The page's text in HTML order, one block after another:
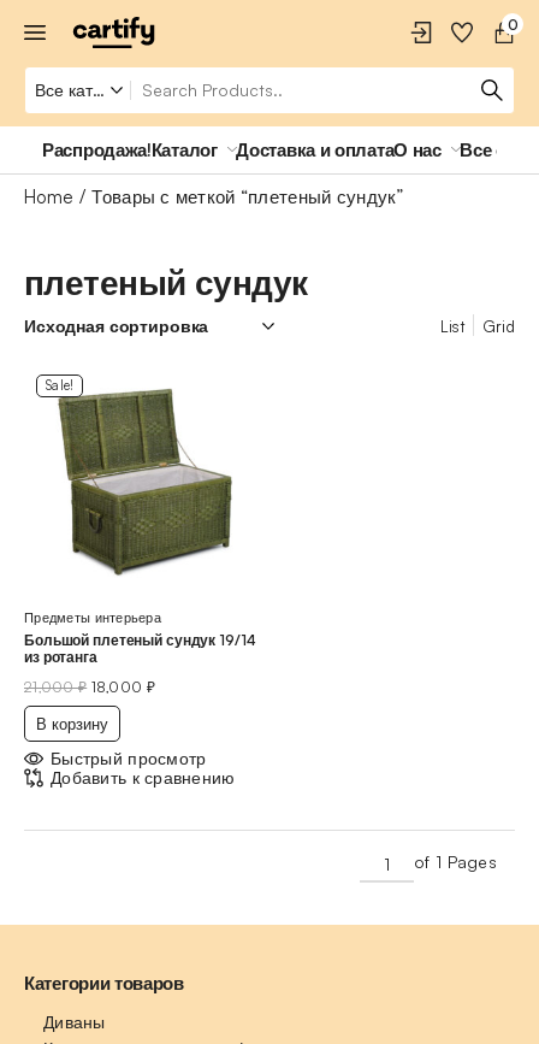
0
Распродажа!Каталог Доставка и оплатаО нас Все о
Home Товары с меткой “плетеный сундук”
плетеный сундук
List Grid
Sale!
Предметы интерьера
Большой плетеный сундук 19/14
из ротанга
21,000₽ 18,000 ₽
В корзину
Быстрый просмотр
Добавить к сравнению
of 1 Pages
Категории товаров
Диваны